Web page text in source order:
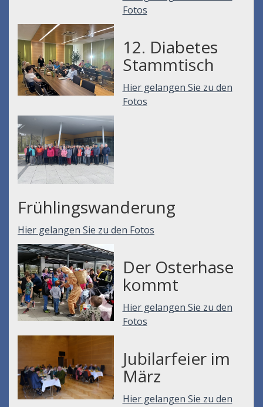
Fotos
12. Diabetes
Stammtisch
Hier gelangen Sie zu den
Fotos
Frühlingswanderung
Hier gelangen Sie zu den Fotos
Der Osterhase
kommt
Hier gelangen Sie zu den
Fotos
Jubilarfeier im
März
Hier gelangen Sie zu den